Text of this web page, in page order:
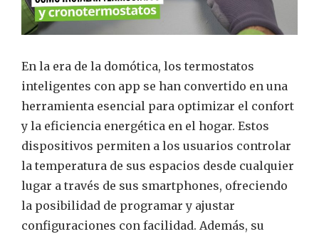
En la era de la domótica, los termostatos
inteligentes con app se han convertido en una
herramienta esencial para optimizar el confort
y la eficiencia energética en el hogar. Estos
dispositivos permiten a los usuarios controlar
la temperatura de sus espacios desde cualquier
lugar a través de sus smartphones, ofreciendo
la posibilidad de programar y ajustar
configuraciones con facilidad. Además, su